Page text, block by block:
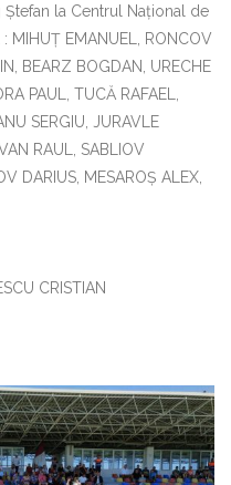
la Centrul Național de
EMANUEL, RONCOV
BEARZ BOGDAN, URECHE
PAUL, TUCĂ RAFAEL,
SERGIU, JURAVLE
RAUL, SABLIOV
DARIUS, MESAROȘ ALEX,
CRISTIAN